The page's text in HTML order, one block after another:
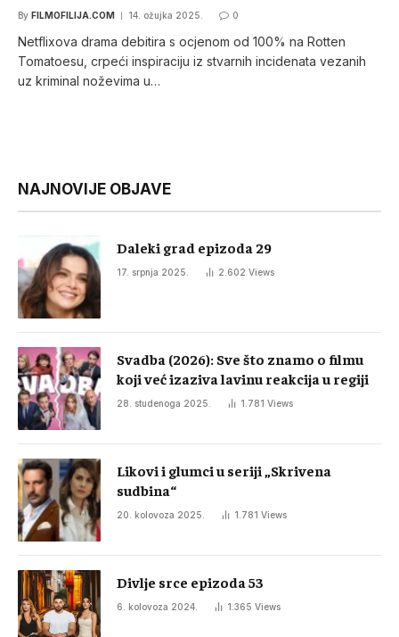
By FILMOFILIJA.COM 14. ožujka 2025. 0
Netflixova drama debitira s ocjenom od 100% na Rotten
Tomatoesu, crpeći inspiraciju iz stvarnih incidenata vezanih
uz kriminal noževima u…
NAJNOVIJE OBJAVE
Daleki grad epizoda 29
17. srpnja 2025. 2.602 Views
Svadba (2026): Sve što znamo o filmu
koji već izaziva lavinu reakcija u regiji
28. studenoga 2025. 1.781 Views
Likovi i glumci u seriji „Skrivena
sudbina“
20. kolovoza 2025. 1.781 Views
Divlje srce epizoda 53
6. kolovoza 2024. 1.365 Views